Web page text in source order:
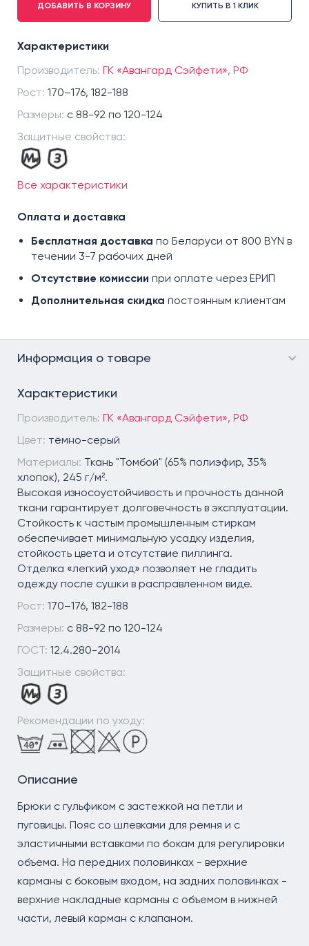
р. 88-92/170-176
р. 96-100/170-176
р. 96-100/182-188
р.104-108/170-176
р.112-116/182-188
р.120-124/170-176
р.120-124/182-188
ДОБАВИТЬ В КОРЗИНУ КУПИТЬ В 1 КЛИК
Характеристики
Производитель: ГК «Авангард Сэйфети», РФ
Рост: 170–176, 182-188
Размеры: с 88-92 по 120-124
Защитные свойства:
Все характеристики
Оплата и доставка
Бесплатная доставка по Беларуси от 800 BYN в
течении 3-7 рабочих дней
Отсутствие комиссии при оплате через ЕРИП
Дополнительная скидка постоянным клиентам
Информация о товаре
Характеристики
Производитель: ГК «Авангард Сэйфети», РФ
Цвет: тёмно-серый
Материалы: Ткань "Томбой" (65% полиэфир, 35%
хлопок), 245 г/м².
Высокая износоустойчивость и прочность данной
ткани гарантирует долговечность в эксплуатации.
Стойкость к частым промышленным стиркам
обеспечивает минимальную усадку изделия,
стойкость цвета и отсутствие пиллинга.
Отделка «легкий уход» позволяет не гладить
одежду после сушки в расправленном виде.
Рост: 170–176, 182-188
Размеры: с 88-92 по 120-124
ГОСТ: 12.4.280-2014
Защитные свойства:
Рекомендации по уходу:
Описание
Брюки с гульфиком с застежкой на петли и
пуговицы. Пояс со шлевками для ремня и с
эластичными вставками по бокам для регулировки
объема. На передних половинках - верхние
карманы с боковым входом, на задних половинках -
верхние накладные карманы с объемом в нижней
части, левый карман с клапаном.